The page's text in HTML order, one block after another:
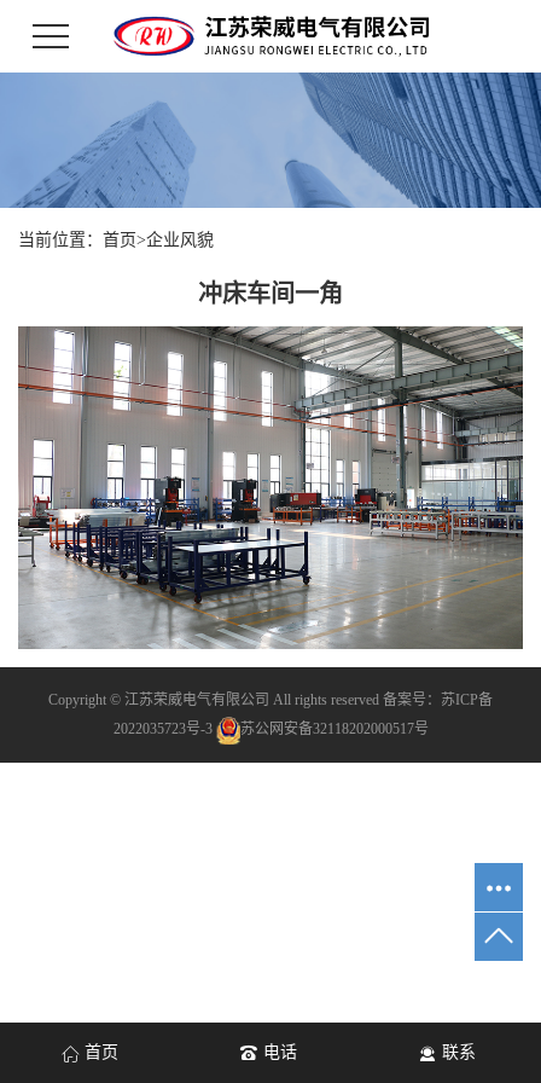
当前位置： 首页>企业风貌
冲床车间一角
Copyright © 江苏荣威电气有限公司 All rights reserved 备案号： 苏ICP备
2022035723号-3
苏公网安备32118202000517号
首页 电话 联系